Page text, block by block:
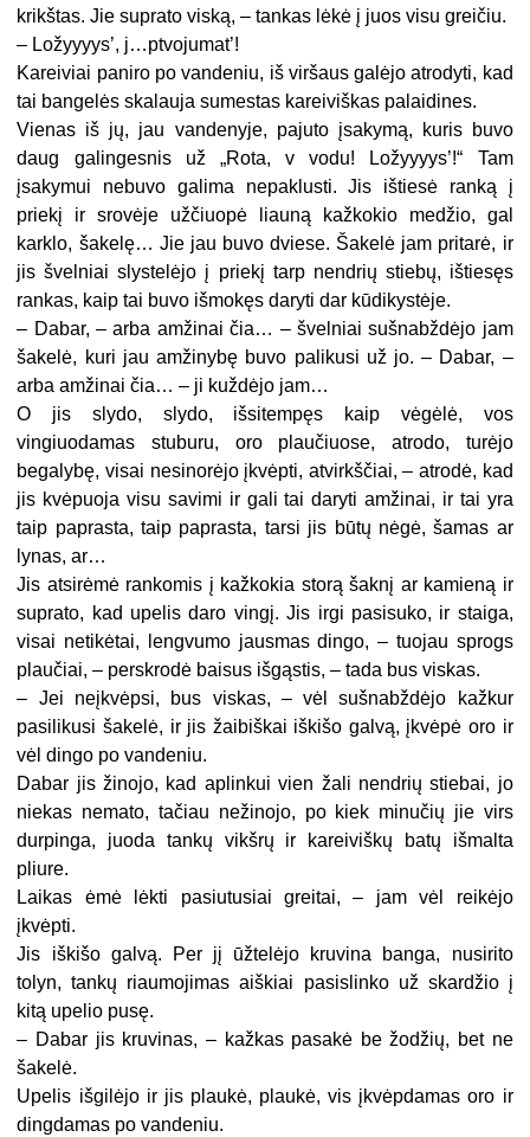
krikštas. Jie suprato viską, – tankas lėkė į juos visu greičiu.
– Ložyyyys’, j…ptvojumat’!
Kareiviai paniro po vandeniu, iš viršaus galėjo atrodyti, kad
tai bangelės skalauja sumestas kareiviškas palaidines.
Vienas iš jų, jau vandenyje, pajuto įsakymą, kuris buvo
daug galingesnis už „Rota, v vodu! Ložyyyys’!“ Tam
įsakymui nebuvo galima nepaklusti. Jis ištiesė ranką į
priekį ir srovėje užčiuopė liauną kažkokio medžio, gal
karklo, šakelę… Jie jau buvo dviese. Šakelė jam pritarė, ir
jis švelniai slystelėjo į priekį tarp nendrių stiebų, ištiesęs
rankas, kaip tai buvo išmokęs daryti dar kūdikystėje.
– Dabar, – arba amžinai čia… – švelniai sušnabždėjo jam
šakelė, kuri jau amžinybę buvo palikusi už jo. – Dabar, –
arba amžinai čia… – ji kuždėjo jam…
O jis slydo, slydo, išsitempęs kaip vėgėlė, vos
vingiuodamas stuburu, oro plaučiuose, atrodo, turėjo
begalybę, visai nesinorėjo įkvėpti, atvirkščiai, – atrodė, kad
jis kvėpuoja visu savimi ir gali tai daryti amžinai, ir tai yra
taip paprasta, taip paprasta, tarsi jis būtų nėgė, šamas ar
lynas, ar…
Jis atsirėmė rankomis į kažkokia storą šaknį ar kamieną ir
suprato, kad upelis daro vingį. Jis irgi pasisuko, ir staiga,
visai netikėtai, lengvumo jausmas dingo, – tuojau sprogs
plaučiai, – perskrodė baisus išgąstis, – tada bus viskas.
– Jei neįkvėpsi, bus viskas, – vėl sušnabždėjo kažkur
pasilikusi šakelė, ir jis žaibiškai iškišo galvą, įkvėpė oro ir
vėl dingo po vandeniu.
Dabar jis žinojo, kad aplinkui vien žali nendrių stiebai, jo
niekas nemato, tačiau nežinojo, po kiek minučių jie virs
durpinga, juoda tankų vikšrų ir kareiviškų batų išmalta
pliure.
Laikas ėmė lėkti pasiutusiai greitai, – jam vėl reikėjo
įkvėpti.
Jis iškišo galvą. Per jį ūžtelėjo kruvina banga, nusirito
tolyn, tankų riaumojimas aiškiai pasislinko už skardžio į
kitą upelio pusę.
– Dabar jis kruvinas, – kažkas pasakė be žodžių, bet ne
šakelė.
Upelis išgilėjo ir jis plaukė, plaukė, vis įkvėpdamas oro ir
dingdamas po vandeniu.